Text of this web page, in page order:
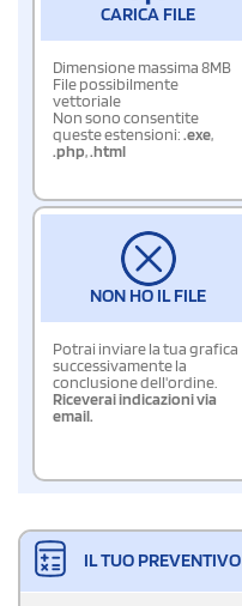
CARICA FILE
Dimensione massima 8MB
File possibilmente
vettoriale
Non sono consentite
queste estensioni:.exe,
.php,.html
NON HO IL FILE
Potrai inviare la tua grafica
successivamente la
conclusione dell'ordine.
Riceverai indicazioni via
email.
IL TUO PREVENTIVO